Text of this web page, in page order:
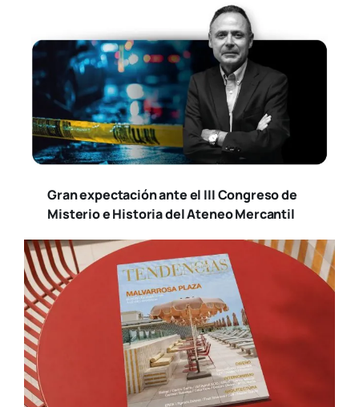
Susana Ollero entrevista al psicólogo
Fernando Pena en «Saludables»